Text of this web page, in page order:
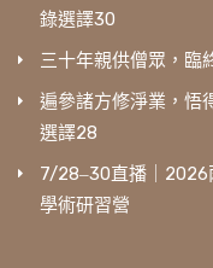
錄選譯30
三十年親供僧眾，臨
遍參諸方修淨業，悟
選譯28
7/28‒30直播｜2026
學術研習營